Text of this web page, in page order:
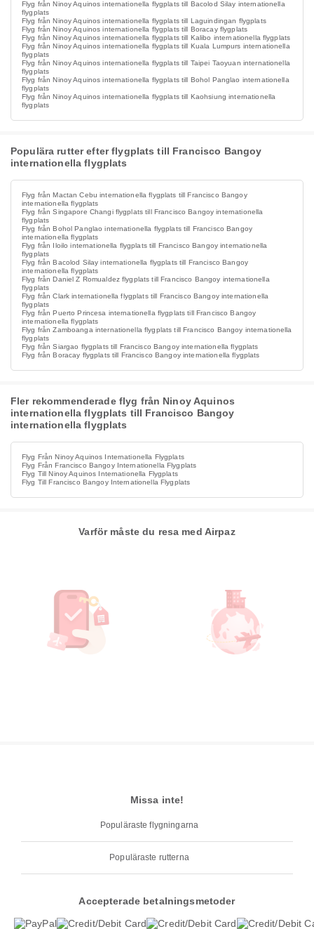
Flyg från Ninoy Aquinos internationella flygplats till Bacolod Silay internationella
flygplats
Flyg från Ninoy Aquinos internationella flygplats till Laguindingan flygplats
Flyg från Ninoy Aquinos internationella flygplats till Boracay flygplats
Flyg från Ninoy Aquinos internationella flygplats till Kalibo internationella flygplats
Flyg från Ninoy Aquinos internationella flygplats till Kuala Lumpurs internationella
flygplats
Flyg från Ninoy Aquinos internationella flygplats till Taipei Taoyuan internationella
flygplats
Flyg från Ninoy Aquinos internationella flygplats till Bohol Panglao internationella
flygplats
Flyg från Ninoy Aquinos internationella flygplats till Kaohsiung internationella
flygplats
Populära rutter efter flygplats till Francisco Bangoy
internationella flygplats
Flyg från Mactan Cebu internationella flygplats till Francisco Bangoy
internationella flygplats
Flyg från Singapore Changi flygplats till Francisco Bangoy internationella
flygplats
Flyg från Bohol Panglao internationella flygplats till Francisco Bangoy
internationella flygplats
Flyg från Iloilo internationella flygplats till Francisco Bangoy internationella
flygplats
Flyg från Bacolod Silay internationella flygplats till Francisco Bangoy
internationella flygplats
Flyg från Daniel Z Romualdez flygplats till Francisco Bangoy internationella
flygplats
Flyg från Clark internationella flygplats till Francisco Bangoy internationella
flygplats
Flyg från Puerto Princesa internationella flygplats till Francisco Bangoy
internationella flygplats
Flyg från Zamboanga internationella flygplats till Francisco Bangoy internationella
flygplats
Flyg från Siargao flygplats till Francisco Bangoy internationella flygplats
Flyg från Boracay flygplats till Francisco Bangoy internationella flygplats
Fler rekommenderade flyg från Ninoy Aquinos
internationella flygplats till Francisco Bangoy
internationella flygplats
Flyg Från Ninoy Aquinos Internationella Flygplats
Flyg Från Francisco Bangoy Internationella Flygplats
Flyg Till Ninoy Aquinos Internationella Flygplats
Flyg Till Francisco Bangoy Internationella Flygplats
Varför måste du resa med Airpaz
Missa inte!
Populäraste flygningarna
Populäraste rutterna
Accepterade betalningsmetoder